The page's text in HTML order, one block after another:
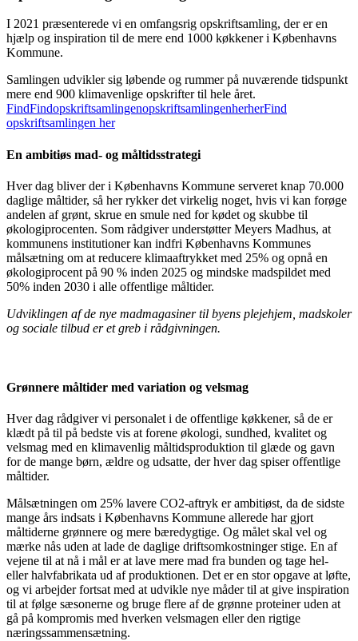
I 2021 præsenterede vi en omfangsrig opskriftsamling, der er en
hjælp og inspiration til de mere end 1000 køkkener i Københavns
Kommune.
Samlingen udvikler sig løbende og rummer på nuværende tidspunkt
mere end 900 klimavenlige opskrifter til hele året.
FindFindopskriftsamlingenopskriftsamlingenherherFind
opskriftsamlingen her
En ambitiøs mad- og måltidsstrategi
Hver dag bliver der i Københavns Kommune serveret knap 70.000
daglige måltider, så her rykker det virkelig noget, hvis vi kan forøge
andelen af grønt, skrue en smule ned for kødet og skubbe til
økologiprocenten. Som rådgiver understøtter Meyers Madhus, at
kommunens institutioner kan indfri Københavns Kommunes
målsætning om at reducere klimaaftrykket med 25% og opnå en
økologiprocent på 90 % inden 2025 og mindske madspildet med
50% inden 2030 i alle offentlige måltider.
Udviklingen af de nye madmagasiner til byens plejehjem, madskoler
og sociale tilbud er et greb i rådgivningen.
Grønnere måltider med variation og velsmag
Hver dag rådgiver vi personalet i de offentlige køkkener, så de er
klædt på til på bedste vis at forene økologi, sundhed, kvalitet og
velsmag med en klimavenlig måltidsproduktion til glæde og gavn
for de mange børn, ældre og udsatte, der hver dag spiser offentlige
måltider.
Målsætningen om 25% lavere CO2-aftryk er ambitiøst, da de sidste
mange års indsats i Københavns Kommune allerede har gjort
måltiderne grønnere og mere bæredygtige. Og målet skal vel og
mærke nås uden at lade de daglige driftsomkostninger stige. En af
vejene til at nå i mål er at lave mere mad fra bunden og tage hel-
eller halvfabrikata ud af produktionen. Det er en stor opgave at løfte,
og vi arbejder fortsat med at udvikle nye måder til at give inspiration
til at følge sæsonerne og bruge flere af de grønne proteiner uden at
gå på kompromis med hverken velsmagen eller den rigtige
næringssammensætning.